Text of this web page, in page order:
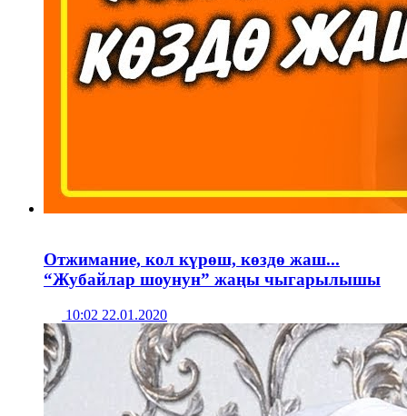
Отжимание, кол күрөш, көздө жаш...
“Жубайлар шоунун” жаңы чыгарылышы
10:02 22.01.2020